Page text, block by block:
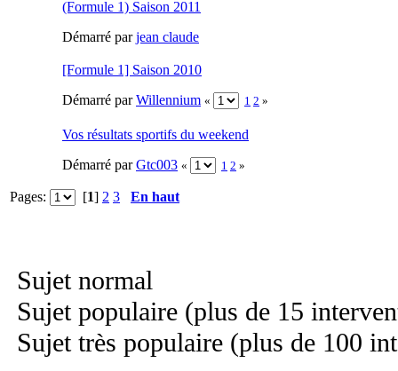
(Formule 1) Saison 2011
Démarré parjean claude
[Formule 1] Saison 2010
Démarré parWillennium « 1 2 »
Vos résultats sportifs du weekend
Démarré parGtc003 « 1 2 »
Pages: [1] 2 3 En haut
Sujet normal
Sujet populaire (plus de 15
Sujet très populaire (plus de 100